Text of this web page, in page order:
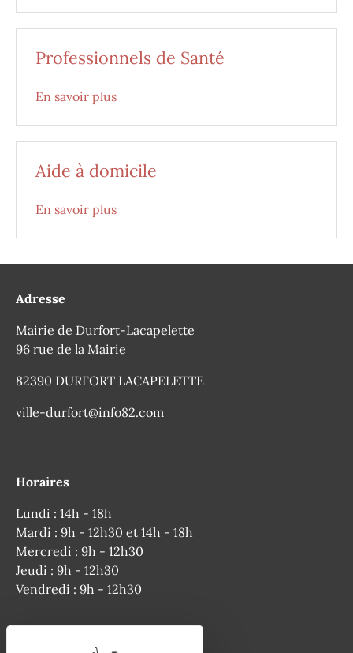
Professionnels de Santé
En savoir plus
Aide à domicile
En savoir plus
Adresse
Mairie de Durfort-Lacapelette
96 rue de la Mairie
82390 DURFORT LACAPELETTE
ville-durfort@info82.com
Horaires
Lundi : 14h - 18h
Mardi : 9h - 12h30 et 14h - 18h
Mercredi : 9h - 12h30
Jeudi : 9h - 12h30
Vendredi : 9h - 12h30